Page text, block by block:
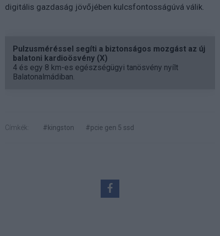
digitális gazdaság jövőjében kulcsfontosságúvá válik.
Pulzusméréssel segíti a biztonságos mozgást az új
balatoni kardioösvény (X)
4 és egy 8 km-es egészségügyi tanösvény nyílt
Balatonalmádiban.
Címkék: #kingston #pcie gen 5 ssd